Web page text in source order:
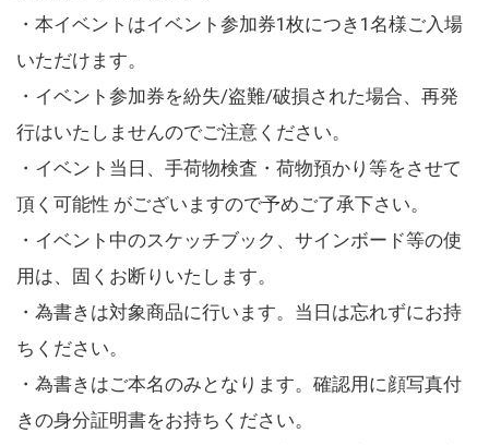
・本イベントはイベント参加券1枚につき1名様ご入場
いただけます。
・イベント参加券を紛失/盗難/破損された場合、再発
行はいたしませんのでご注意ください。
・イベント当日、手荷物検査・荷物預かり等をさせて
頂く可能性 がございますので予めご了承下さい。
・イベント中のスケッチブック、サインボード等の使
用は、固くお断りいたします。
・為書きは対象商品に行います。当日は忘れずにお持
ちください。
・為書きはご本名のみとなります。確認用に顔写真付
きの身分証明書をお持ちください。